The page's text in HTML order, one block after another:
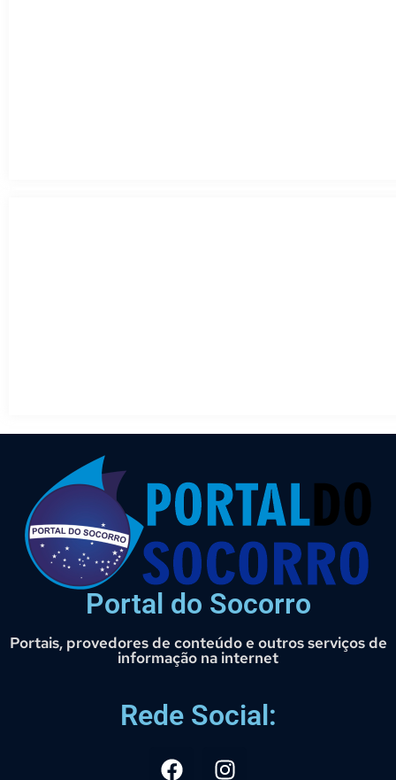
Portal do Socorro
Portais, provedores de conteúdo e outros serviços de
informação na internet
Rede Social: